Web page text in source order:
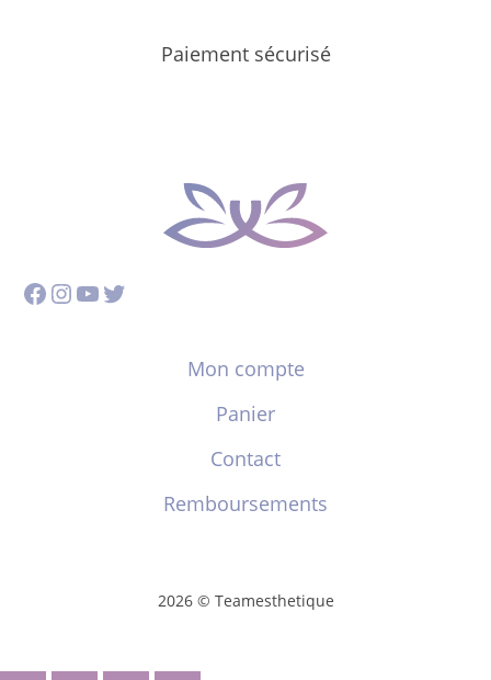
Paiement sécurisé
Facebook
Instagram
YouTube
Twitter
Mon compte
Panier
Contact
Remboursements
2026 © Teamesthetique